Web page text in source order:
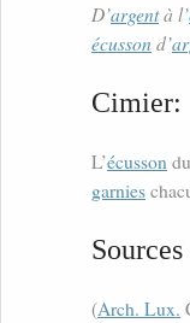
D’argentà l’
écusson d’
Cimier:
L’écusson
garnies
(Arch. Lux.